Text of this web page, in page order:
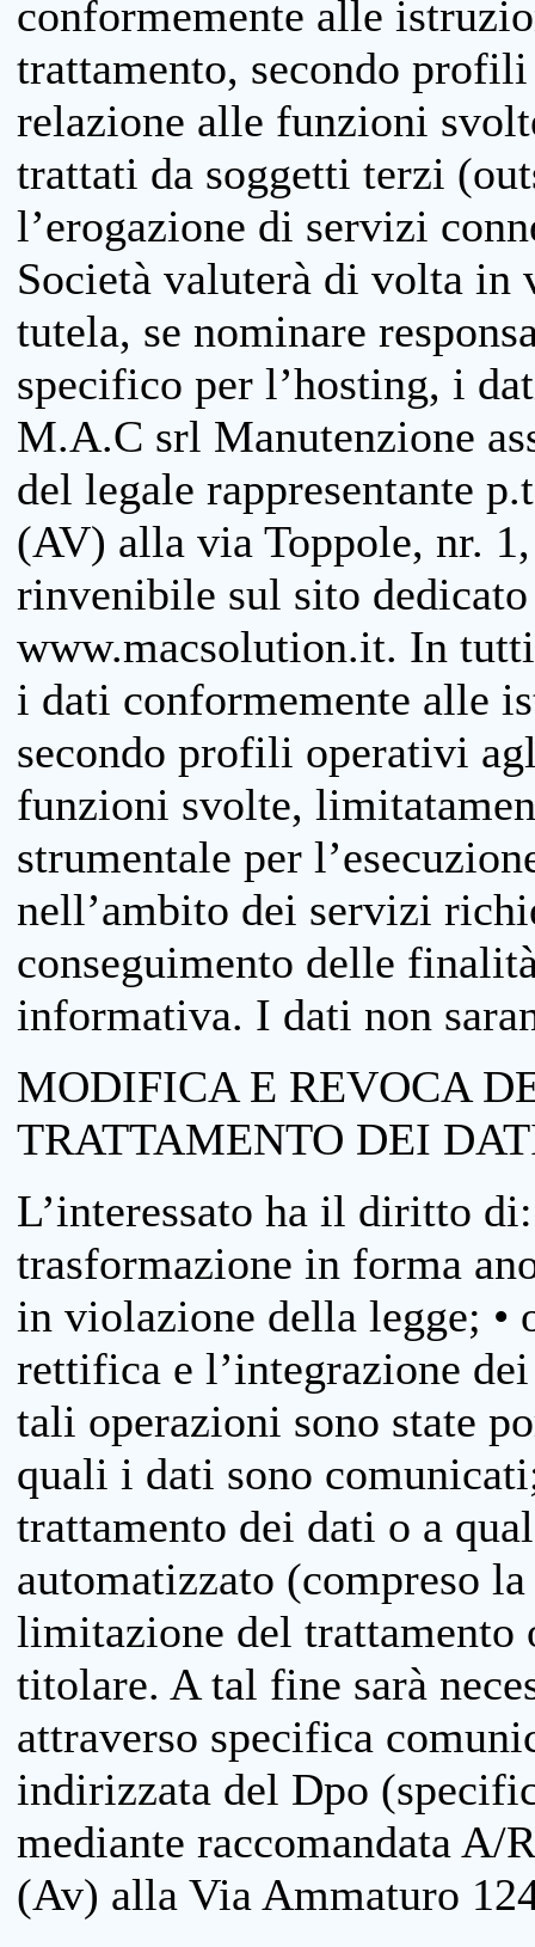
conformemente alle
trattamento, secondo
relazione alle funzioni
trattati da soggetti terzi
l’erogazione di servizi
Società valuterà di volta in
tutela, se nominare
specifico per l’hosting, i
M.A.C srl Manutenzione
del legale rappresentante
(AV) alla via Toppole, nr.
rinvenibile sul sito
www.macsolution.it. In
i dati conformemente alle
secondo profili operativi
funzioni svolte,
strumentale per
nell’ambito dei servizi
conseguimento delle
informativa. I dati non
MODIFICA E REVOCA
TRATTAMENTO DEI
L’interessato ha il diritto
trasformazione in forma
in violazione della legge; •
rettifica e l’integrazione
tali operazioni sono state
quali i dati sono
trattamento dei dati o a
automatizzato (compreso
limitazione del trattamento
titolare. A tal fine sarà
attraverso specifica
indirizzata del Dpo
mediante raccomandata
(Av) alla Via Ammaturo